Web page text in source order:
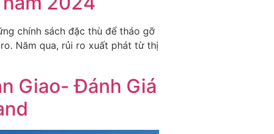
chính sách đặc thù để tháo gỡ
Năm qua, rủi ro xuất phát từ thị
Giao- Đánh Giá